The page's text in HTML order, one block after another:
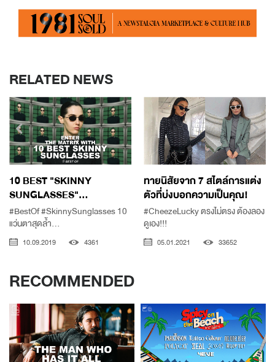
RELATED NEWS
10 BEST "SKINNY
SUNGLASSES"...
#BestOf #SkinnySunglasses 10
แว่นตาสุดล้ำ...
10.09.2019 4361
ทายนิสัยจาก 7 สไตล์การแต่ง
ตัวที่บ่งบอกความเป็นคุณ!
#CheezeLucky ตรงไม่ตรง ต้องลอง
ดูเอง!!!
05.01.2021 33652
RECOMMENDED